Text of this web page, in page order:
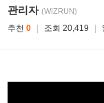
관리자 (WIZRUN)
추천 0 | 조회 20,419 |